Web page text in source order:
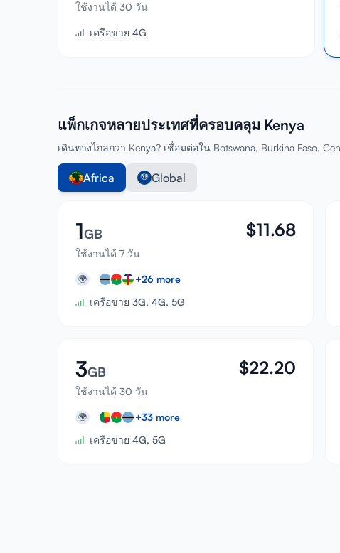
ใช้งานได้ 30 วัน
เครือข่าย 4G
แพ็กเกจหลายประเทศที่ครอบคลุม Kenya
เดินทางไกลกว่า Kenya? เชื่อมต่อใน Botswana, Burkina Faso,
Africa Global
1GB
ใช้งานได้ 7 วัน
$11.68
🌍 +26 more
เครือข่าย 3G, 4G, 5G
3GB
ใช้งานได้ 30 วัน
$22.20
🌍 +33 more
เครือข่าย 4G, 5G